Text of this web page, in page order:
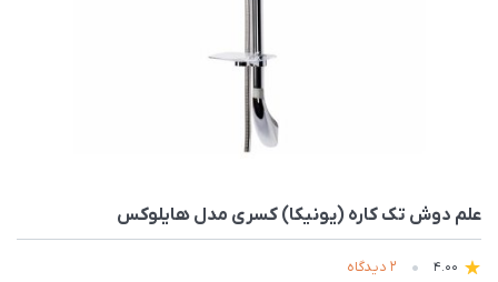
علم دوش تک کاره (یونیکا) کسری مدل هایلوکس
4.00 2 دیدگاه